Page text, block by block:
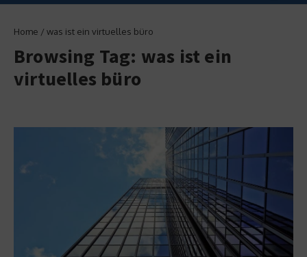
Home / was ist ein virtuelles büro
Browsing Tag: was ist ein
virtuelles büro